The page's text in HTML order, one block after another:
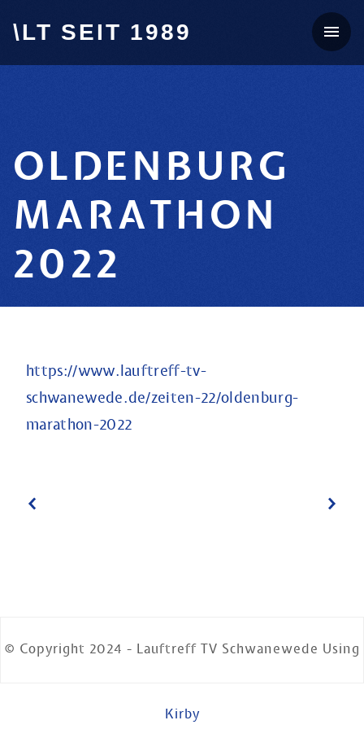
\LT SEIT 1989
OLDENBURG
MARATHON
2022
https://www.lauftreff-tv-
schwanewede.de/zeiten-22/oldenburg-
marathon-2022
© Copyright 2024 - Lauftreff TV Schwanewede Using
Kirby